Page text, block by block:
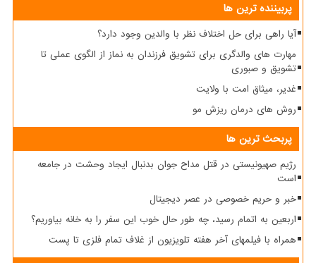
پربیننده ترین ها
آیا راهی برای حل اختلاف نظر با والدین وجود دارد؟
مهارت های والدگری برای تشویق فرزندان به نماز از الگوی عملی تا
تشویق و صبوری
غدیر، میثاق امت با ولایت
روش های درمان ریزش مو
پربحث ترین ها
رژیم صهیونیستی در قتل مداح جوان بدنبال ایجاد وحشت در جامعه
است
خبر و حریم خصوصی در عصر دیجیتال
اربعین به اتمام رسید، چه طور حال خوب این سفر را به خانه بیاوریم؟
همراه با فیلمهای آخر هفته تلویزیون از غلاف تمام فلزی تا پست